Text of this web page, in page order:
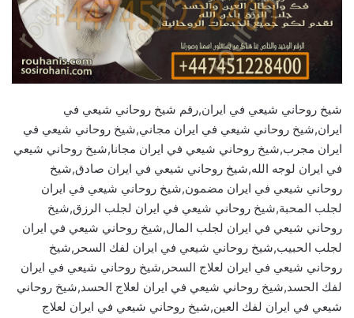
شيخ روحاني شيعي في ايران,رقم شيخ روحاني شيعي في
ايران,شيخ روحاني شيعي في ايران مجاني,شيخ روحاني شيعي في
ايران مجرب,شيخ روحاني شيعي في ايران مجانا,شيخ روحاني شيعي
في ايران لوجه الله,شيخ روحاني شيعي في ايران صادق,شيخ
روحاني شيعي في ايران مضمون,شيخ روحاني شيعي في ايران
لجلب المحبة,شيخ روحاني شيعي في ايران لجلب الرزق,شيخ
روحاني شيعي في ايران لجلب المال,شيخ روحاني شيعي في ايران
لجلب الحبيب,شيخ روحاني شيعي في ايران لفك السحر,شيخ
روحاني شيعي في ايران لعلاج السحر,شيخ روحاني شيعي في ايران
لفك الحسد,شيخ روحاني شيعي في ايران لعلاج الحسد,شيخ روحاني
شيعي في ايران لفك العين,شيخ روحاني شيعي في ايران لعلاج